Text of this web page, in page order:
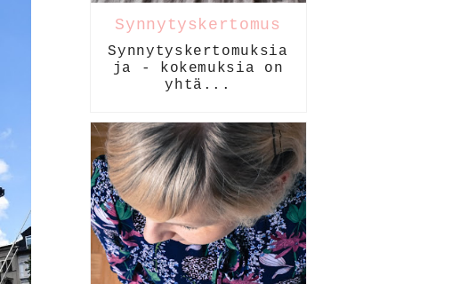
Synnytyskertomus
Synnytyskertomuksia
ja - kokemuksia on
yhtä...